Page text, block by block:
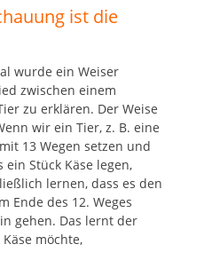
ist die
wurde ein Weiser
zwischen einem
zu erklären. Der Weise
wir ein Tier, z. B. eine
13 Wegen setzen und
ein Stück Käse legen,
lernen, dass es den
Ende des 12. Weges
gehen. Das lernt der
möchte,